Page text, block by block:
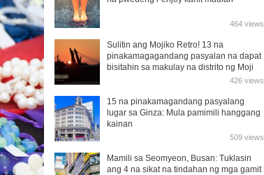
464 views
Sulitin ang Mojiko Retro! 13 na
pinakamagagandang pasyalan na dapat
bisitahin sa makulay na distrito ng Moji
426 views
15 na pinakamagandang pasyalang
lugar sa Ginza: Mula pamimili hanggang
kainan
509 views
Mamili sa Seomyeon, Busan: Tuklasin
ang 4 na sikat na tindahan ng mga gamit